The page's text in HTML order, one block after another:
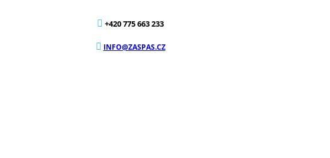
+420 775 663 233
INFO@ZASPAS.CZ